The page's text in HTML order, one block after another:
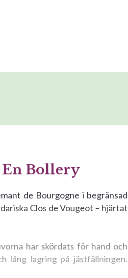
En Bollery
de Bourgogne i begränsad
Clos de Vougeot – hjärtat
har skördats för hand och
lång lagring på jästfällningen.